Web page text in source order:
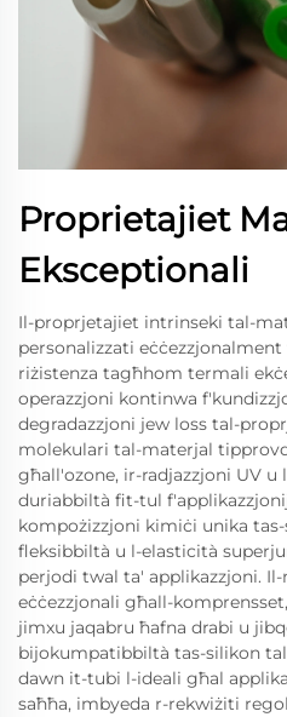
Proprietajiet
Eksceptionali
Il-proprjetajiet intrinseki tal-
personalizzati
riżistenza tagħhom termali
operazzjoni kontinwa
degradazzjoni jew loss tal-
molekulari tal-materjal
għall'ozone, ir-radjazzjoni UV u
duriabbiltà fit-tul
kompożizzjoni kimiċi unika
fleksibbiltà u l-elasticità
perjodi twal ta' applikazzjoni.
eċċezzjonali għall-
jimxu jaqabru ħafna drabi u
bijokumpatibbiltà tas-silikon
dawn it-tubi l-ideali għal
saħħa, imbyeda r-rekwiżiti